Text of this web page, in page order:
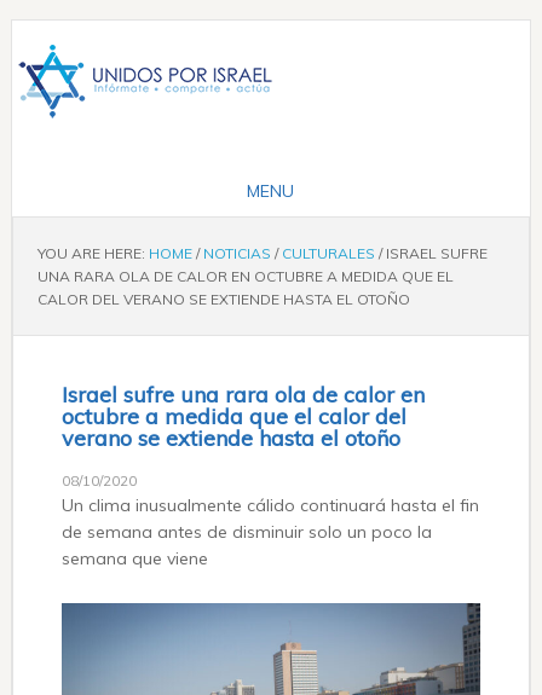
YOU ARE HERE: HOME / NOTICIAS / CULTURALES /ISRAEL SUFRE
UNA RARA OLA DE CALOR EN OCTUBRE A MEDIDA QUE EL
CALOR DEL VERANO SE EXTIENDE HASTA EL OTOÑO
Israel sufre una rara ola de calor en
octubre a medida que el calor del
verano se extiende hasta el otoño
08/10/2020
Un clima inusualmente cálido continuará hasta el fin
de semana antes de disminuir solo un poco la
semana que viene